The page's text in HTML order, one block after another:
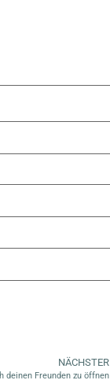
NÄCHSTER
deinen Freunden zu öffnen